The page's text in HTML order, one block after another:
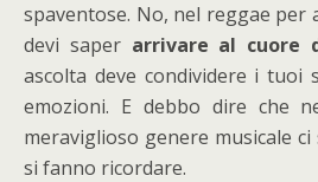
spaventose. No, nel reggae per
devi saper arrivare al cuore
ascolta deve condividere i tuoi
emozioni. E debbo dire che
meraviglioso genere musicale
si fanno ricordare.